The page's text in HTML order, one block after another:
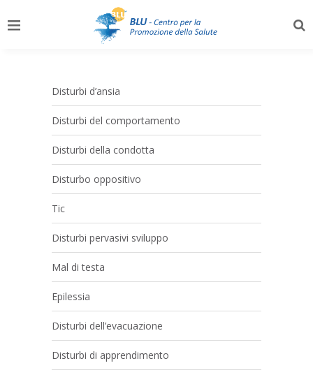
Disturbi d’ansia
Disturbi del comportamento
Disturbi della condotta
Disturbo oppositivo
Tic
Disturbi pervasivi sviluppo
Mal di testa
Epilessia
Disturbi dell’evacuazione
Disturbi di apprendimento